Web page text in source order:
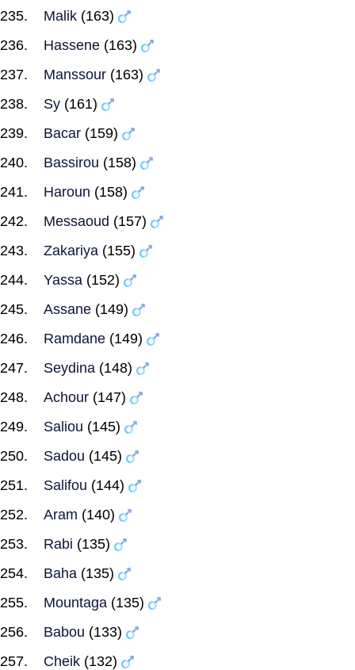
Malik (163)
Hassene (163)
Manssour (163)
Sy (161)
Bacar (159)
Bassirou (158)
Haroun (158)
Messaoud (157)
Zakariya (155)
Yassa (152)
Assane (149)
Ramdane (149)
Seydina (148)
Achour (147)
Saliou (145)
Sadou (145)
Salifou (144)
Aram (140)
Rabi (135)
Baha (135)
Mountaga (135)
Babou (133)
Cheik (132)